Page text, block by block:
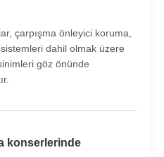
çarpışma önleyici koruma,
dahil olmak üzere
göz önünde
konserlerinde